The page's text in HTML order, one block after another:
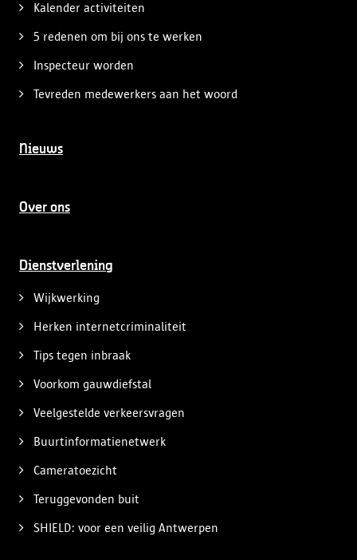
Kalender activiteiten
5 redenen om bij ons te werken
Inspecteur worden
Tevreden medewerkers aan het woord
Nieuws
Over ons
Dienstverlening
Wijkwerking
Herken internetcriminaliteit
Tips tegen inbraak
Voorkom gauwdiefstal
Veelgestelde verkeersvragen
Buurtinformatienetwerk
Cameratoezicht
Teruggevonden buit
SHIELD: voor een veilig Antwerpen